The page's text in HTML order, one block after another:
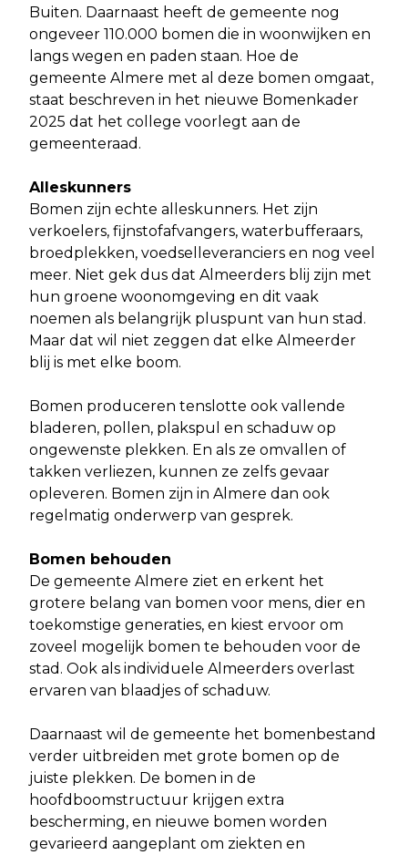
Buiten. Daarnaast heeft de gemeente nog
ongeveer 110.000 bomen die in woonwijken en
langs wegen en paden staan. Hoe de
gemeente Almere met al deze bomen omgaat,
staat beschreven in het nieuwe Bomenkader
2025 dat het college voorlegt aan de
gemeenteraad.
Alleskunners
Bomen zijn echte alleskunners. Het zijn
verkoelers, fijnstofafvangers, waterbufferaars,
broedplekken, voedselleveranciers en nog veel
meer. Niet gek dus dat Almeerders blij zijn met
hun groene woonomgeving en dit vaak
noemen als belangrijk pluspunt van hun stad.
Maar dat wil niet zeggen dat elke Almeerder
blij is met elke boom.
Bomen produceren tenslotte ook vallende
bladeren, pollen, plakspul en schaduw op
ongewenste plekken. En als ze omvallen of
takken verliezen, kunnen ze zelfs gevaar
opleveren. Bomen zijn in Almere dan ook
regelmatig onderwerp van gesprek.
Bomen behouden
De gemeente Almere ziet en erkent het
grotere belang van bomen voor mens, dier en
toekomstige generaties, en kiest ervoor om
zoveel mogelijk bomen te behouden voor de
stad. Ook als individuele Almeerders overlast
ervaren van blaadjes of schaduw.
Daarnaast wil de gemeente het bomenbestand
verder uitbreiden met grote bomen op de
juiste plekken. De bomen in de
hoofdboomstructuur krijgen extra
bescherming, en nieuwe bomen worden
gevarieerd aangeplant om ziekten en